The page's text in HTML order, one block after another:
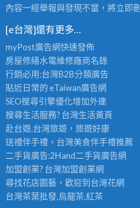
內容一經舉報與發現不當，將立即
[e台灣]還有更多…
myPost廣告網快速發佈
房屋修繕水電維修廠商名錄
行銷必用:台灣B2B分類廣告
貼近日常的 eTaiwan廣告網
SEO搜尋引擎優化增加外連
搜尋生活服務? 台灣生活黃頁
赴台遊,台灣旅遊，旅遊好康
送禮伴手禮，台灣美食伴手禮推薦
二手貨廣告:2Hand二手貨廣告網
加盟創業? 台灣加盟創業網
尋找花店園藝，歡迎到 台灣花網
台灣茶葉批發,烏龍茶,紅茶